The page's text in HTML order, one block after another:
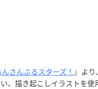
んさんぶるスターズ！ 』より
、描き起こしイラストを使